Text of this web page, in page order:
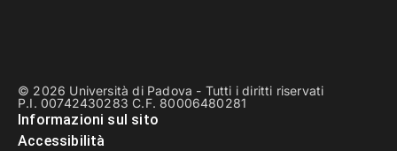
© 2026 Università di Padova - Tutti i diritti riservati
P.I. 00742430283 C.F. 80006480281
Informazioni sul sito
Accessibilità